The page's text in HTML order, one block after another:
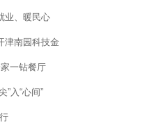
业、暖民心
津南园科技金
一钻餐厅
”入“心间”